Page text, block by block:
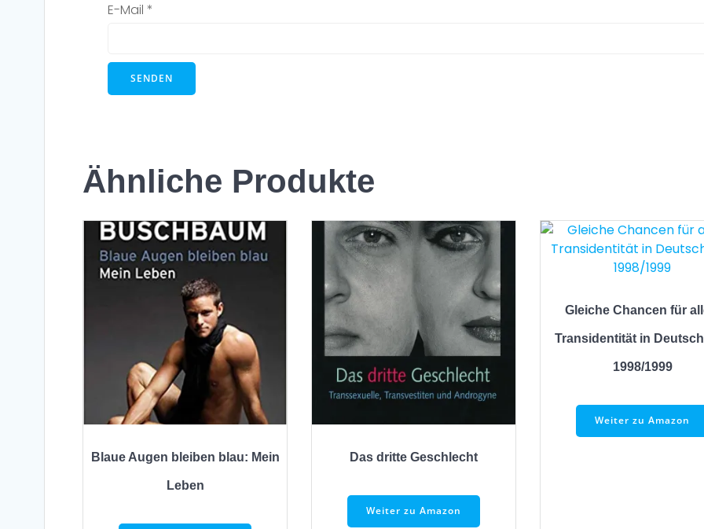
E-Mail *
Ähnliche Produkte
Blaue Augen bleiben blau: Mein
Leben
Das dritte Geschlecht
Weiter zu Amazon
Gleiche Chancen für
Transidentität in
1998/1999
Weiter zu Amazon